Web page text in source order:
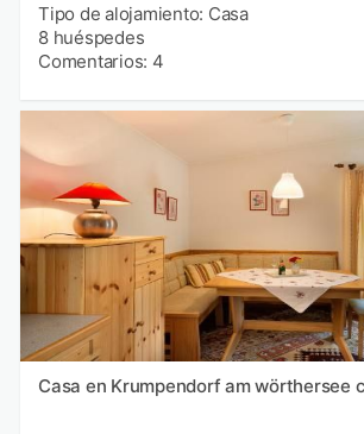
Tipo de alojamiento: Casa
8 huéspedes
Comentarios: 4
Casa en Krumpendorf am wörthersee